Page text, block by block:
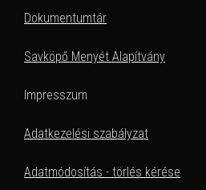
Dokumentumtár
Savköpő Menyét Alapítvány
Impresszum
Adatkezelési szabályzat
Adatmódosítás - törlés kérése